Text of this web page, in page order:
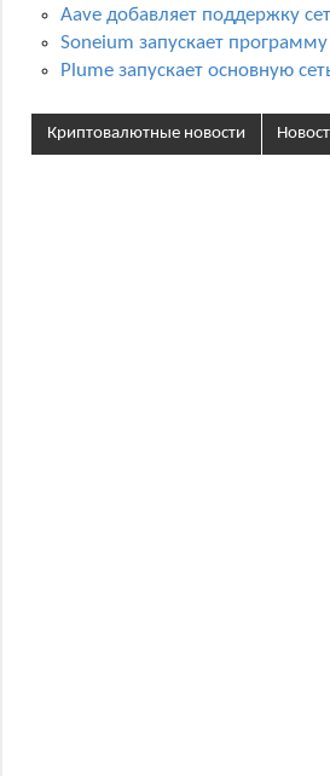
Aave добавляет поддержку
Soneium запускает
Plume запускает основную
Криптовалютные новости